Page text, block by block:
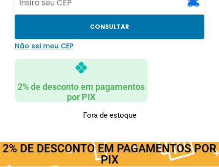
CONSULTAR
Não sei meu CEP
2% de desconto em pagamentos
por PIX
Fora de estoque
2% DE DESCONTO EM PAGAMENTOS POR
PIX